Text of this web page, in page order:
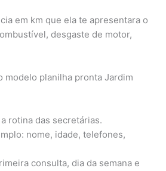
em km que ela te apresentara o
desgaste de motor,
modelo planilha pronta Jardim
rotina das secretárias.
nome, idade, telefones,
consulta, dia da semana e